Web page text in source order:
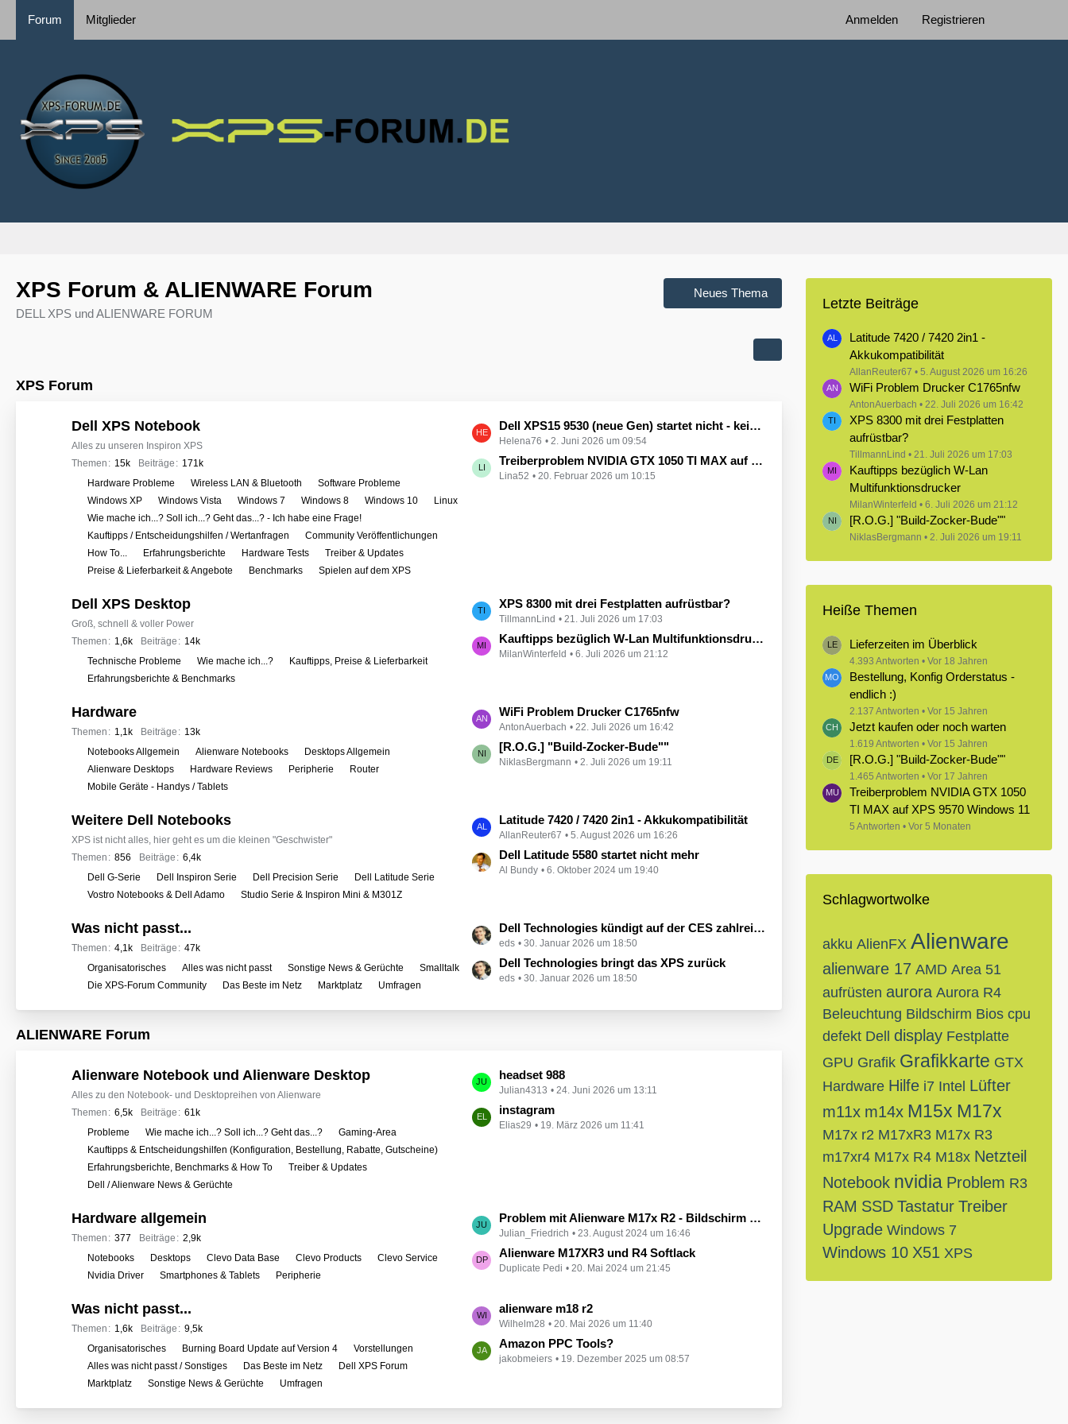
Forum Mitglieder Anmelden Registrieren
XPS Forum & ALIENWARE Forum
DELL XPS und ALIENWARE FORUM
Neues Thema
XPS Forum
Dell XPS Notebook
Alles zu unseren Inspiron XPS
Themen
15k Beiträge 171k
L
e
t
z
r
ä
g
e
Dell XPS15 9530 (neue Gen) startet nicht - kein booten, kein Licht - nichts tut sich - hat jemand eine Idee wie man ihn zum Leben erwecken könnte?
Helena76 2. Juni 2026 um 09:54
Treiberproblem NVIDIA GTX 1050 TI MAX auf XPS 9570 Windows 11
Lina52 20. Februar 2026 um 10:15
r
e
n
Hardware Probleme Wireless LAN & Bluetooth
Software Probleme
Windows XP
Windows Vista Windows 7 Windows 8 Windows 10
Linux
Wie mache ich...? Soll ich...? Geht das...? - Ich habe eine Frage!
Kauftipps / Entscheidungshilfen / Wertanfragen
Community Veröffentlichungen
How To...
Erfahrungsberichte Hardware Tests
Treiber & Updates
Preise & Lieferbarkeit & Angebote
Benchmarks Spielen auf dem XPS
Dell XPS Desktop
Groß, schnell & voller Power
Themen
1,6k Beiträge 14k
L
e
t
z
B
e
t
e
XPS 8300 mit drei Festplatten aufrüstbar?
TillmannLind 21. Juli 2026 um 17:03
Kauftipps bezüglich W-Lan Multifunktionsdrucker
MilanWinterfeld 6. Juli 2026 um 21:12
e
r
n
Technische Probleme Wie mache ich...?
Kauftipps, Preise & Lieferbarkeit
Erfahrungsberichte & Benchmarks
Hardware
Themen 1,1k Beiträge 13k
L
e
t
z
B
e
t
e
WiFi Problem Drucker C1765nfw
AntonAuerbach 22. Juli 2026 um 16:42
[R.O.G.] "Build-Zocker-Bude""
NiklasBergmann 2. Juli 2026 um 19:11
r
f
o
Notebooks Allgemein Alienware Notebooks
Desktops Allgemein
Alienware Desktops
Hardware Reviews Peripherie
Router
Mobile Geräte - Handys / Tablets
Weitere Dell Notebooks
XPS ist nicht alles, hier geht es um die kleinen "Geschwister"
Themen
856 Beiträge 6,4k
L
e
t
z
B
e
t
ä
Latitude 7420 / 7420 2in1 - Akkukompatibilität
AllanReuter67 5. August 2026 um 16:26
Dell Latitude 5580 startet nicht mehr
Al Bundy 6. Oktober 2024 um 19:40
e
r
n
Dell G-Serie Dell Inspiron Serie Dell Precision Serie
Dell Latitude Serie
Vostro Notebooks & Dell Adamo
Studio Serie & Inspiron Mini & M301Z
Was nicht passt...
Themen 4,1k Beiträge 47k
L
e
t
z
t
ä
Dell Technologies kündigt auf der CES zahlreiche Alienware-Neuheiten an
eds 30. Januar 2026 um 18:50
Dell Technologies bringt das XPS zurück
eds 30. Januar 2026 um 18:50
r
o
r
e
Organisatorisches Alles was nicht passt Sonstige News & Gerüchte
Smalltalk
Die XPS-Forum Community
Das Beste im Netz Marktplatz Umfragen
ALIENWARE Forum
Alienware Notebook und Alienware Desktop
Alles zu den Notebook- und Desktopreihen von Alienware
Themen
6,5k Beiträge 61k
L
e
t
z
t
r
ä
headset 988
Julian4313 24. Juni 2026 um 13:11
instagram
Elias29 19. März 2026 um 11:41
f
o
Probleme Wie mache ich...? Soll ich...? Geht das...?
Gaming-Area
Kauftipps & Entscheidungshilfen (Konfiguration, Bestellung, Rabatte, Gutscheine)
Erfahrungsberichte, Benchmarks & How To
Treiber & Updates
Dell / Alienware News & Gerüchte
Hardware allgemein
Themen 377 Beiträge 2,9k
L
e
t
z
e
B
e
i
ä
Problem mit Alienware M17x R2 - Bildschirm bleibt schwarz beim Start
Julian_Friedrich 23. August 2024 um 16:46
Alienware M17XR3 und R4 Softlack
Duplicate Pedi 20. Mai 2024 um 21:45
e
r
Notebooks Desktops Clevo Data Base Clevo Products
Clevo Service
Nvidia Driver
Smartphones & Tablets Peripherie
Was nicht passt...
Themen 1,6k Beiträge 9,5k
L
e
t
z
alienware m18 r2
Wilhelm28 20. Mai 2026 um 11:40
Amazon PPC Tools?
jakobmeiers 19. Dezember 2025 um 08:57
Organisatorisches Burning Board Update auf Version 4
Vorstellungen
Alles was nicht passt / Sonstiges
Das Beste im Netz
Dell XPS Forum
Marktplatz
Sonstige News & Gerüchte Umfragen
Letzte Beiträge
Latitude 7420 / 7420 2in1 -
Akkukompatibilität
AllanReuter67 5. August 2026 um 16:26
WiFi Problem Drucker C1765nfw
AntonAuerbach 22. Juli 2026 um 16:42
XPS 8300 mit drei Festplatten
aufrüstbar?
TillmannLind 21. Juli 2026 um 17:03
Kauftipps bezüglich W-Lan
Multifunktionsdrucker
MilanWinterfeld 6. Juli 2026 um 21:12
[R.O.G.] "Build-Zocker-Bude""
NiklasBergmann 2. Juli 2026 um 19:11
Heiße Themen
Lieferzeiten im Überblick
4.393 Antworten Vor 18 Jahren
Bestellung, Konfig Orderstatus -
endlich :)
2.137 Antworten Vor 15 Jahren
Jetzt kaufen oder noch warten
1.619 Antworten Vor 15 Jahren
[R.O.G.] "Build-Zocker-Bude""
1.465 Antworten Vor 17 Jahren
Treiberproblem NVIDIA GTX 1050
TI MAX auf XPS 9570 Windows 11
5 Antworten Vor 5 Monaten
Schlagwortwolke
akku AlienFX Alienware
alienware 17 AMD Area 51
aufrüsten aurora Aurora R4
Beleuchtung Bildschirm Bios cpu
defekt Dell display Festplatte
GPU Grafik Grafikkarte GTX
Hardware Hilfe i7 Intel Lüfter
m11x m14x M15x M17x
M17x r2 M17xR3 M17x R3
m17xr4 M17x R4 M18x Netzteil
Notebook nvidia Problem R3
RAM SSD Tastatur Treiber
Upgrade Windows 7
Windows 10 X51 XPS